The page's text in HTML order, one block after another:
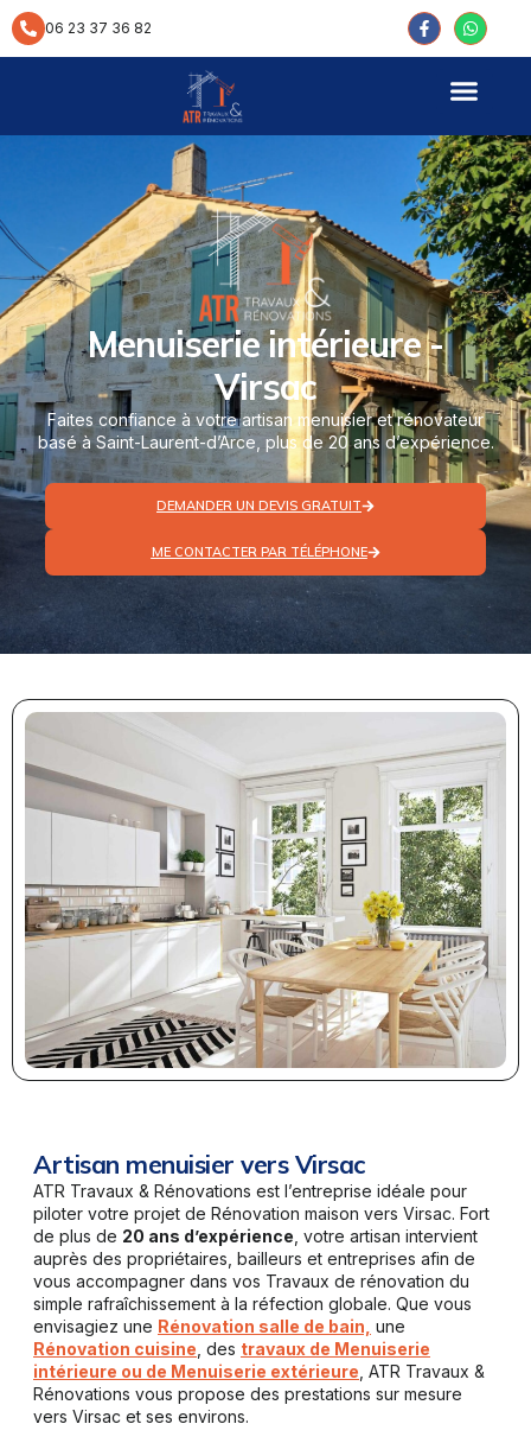
principal06 23 37 36 82
Menuiserie intérieure -
Virsac
Faites confiance à votre artisan menuisier et rénovateur
basé à Saint-Laurent-d’Arce, plus de 20 ans d’expérience.
DEMANDER UN DEVIS GRATUIT
ME CONTACTER PAR TÉLÉPHONE
Artisan menuisier vers Virsac
ATR Travaux & Rénovations est l’entreprise idéale pour
piloter votre projet de Rénovation maison vers Virsac. Fort
de plus de 20 ans d’expérience , votre artisan intervient
auprès des propriétaires, bailleurs et entreprises afin de
vous accompagner dans vos Travaux de rénovation du
simple rafraîchissement à la réfection globale. Que vous
envisagiez une Rénovation salle de bain, une
Rénovation cuisine , des travaux de Menuiserie
intérieure ou de Menuiserie extérieure , ATR Travaux &
Rénovations vous propose des prestations sur mesure
vers Virsac et ses environs.